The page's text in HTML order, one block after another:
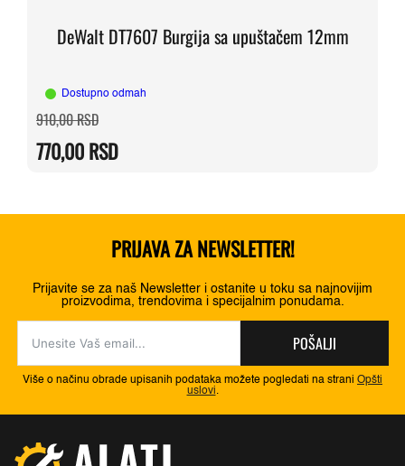
DeWalt DT7607 Burgija sa upuštačem 12mm
Dostupno odmah
910,00RSDOriginalna
cena
bila:
910,00 RSD.
770,00RSD
Trenutna
cena
770,00 RSD.
PRIJAVA ZA NEWSLETTER!
Prijavite se za naš Newsletter i ostanite u toku sa najnovijim
proizvodima, trendovima i specijalnim ponudama.
POŠALJI
Više o načinu obrade upisanih podataka možete pogledati na strani Opšti
uslovi.